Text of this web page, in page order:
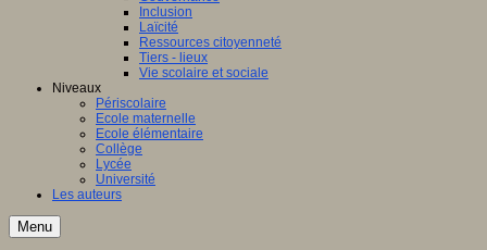
Inclusion
Laïcité
Ressources citoyenneté
Tiers - lieux
Vie scolaire et sociale
Niveaux
Périscolaire
Ecole maternelle
Ecole élémentaire
Collège
Lycée
Université
Les auteurs
Menu